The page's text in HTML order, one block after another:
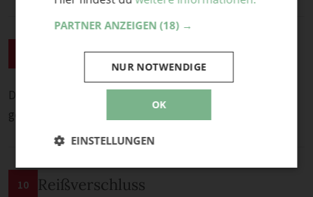
Außenkaputze
Die Außenkapuze wird ans Halsloch des Jumpsuits
gesteckt und angenäht.
10 Reißverschluss
PARTNER ANZEIGEN (18) →
OK
NUR NOTWENDIGE
EINSTELLUNGEN